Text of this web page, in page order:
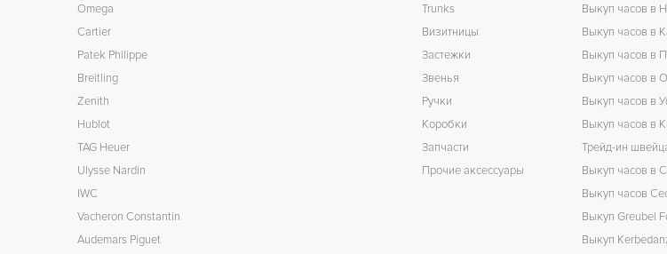
Omega
Cartier
Patek Philippe
Breitling
Zenith
Hublot
TAG Heuer
Ulysse Nardin
IWC
Vacheron Constantin
Audemars Piguet
Trunks
Визитницы
Застежки
Звенья
Ручки
Коробки
Запчасти
Прочие аксессуары
Выкуп часов в
Выкуп часов в
Выкуп часов в
Выкуп часов в
Выкуп часов в
Выкуп часов в
Трейд-ин
Выкуп часов в
Выкуп часов
Выкуп Greubel
Выкуп